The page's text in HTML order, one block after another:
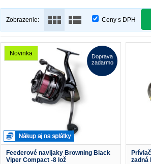
Zobrazenie: Ceny s DPH
Novinka
Feederové navijaky Browning Black
Viper Compact -8 lož
Doprava
zadarmo
zadná